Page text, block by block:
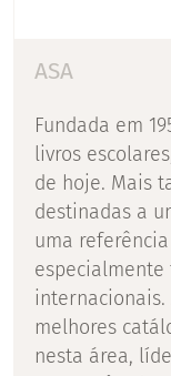
ASA
Fundada em
livros
de hoje. Mais
destinadas a
uma
especialmente
internacionais.
melhores
nesta área,